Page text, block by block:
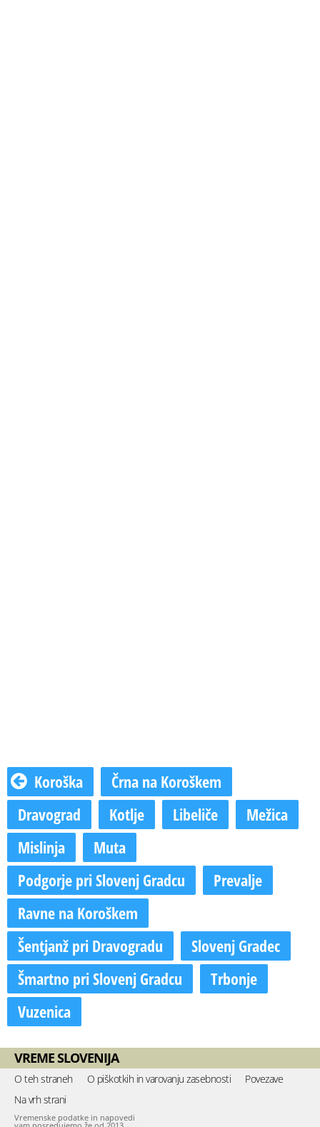
Koroška
Črna na Koroškem
Dravograd
Kotlje Libeliče
Mežica
Mislinja
Muta
Podgorje pri Slovenj Gradcu
Prevalje
Ravne na Koroškem
Šentjanž pri Dravogradu
Slovenj Gradec
Šmartno pri Slovenj Gradcu
Trbonje
Vuzenica
VREME SLOVENIJA
O teh straneh O piškotkih in varovanju zasebnosti
Povezave
Na vrh strani
Vremenske podatke in napovedi